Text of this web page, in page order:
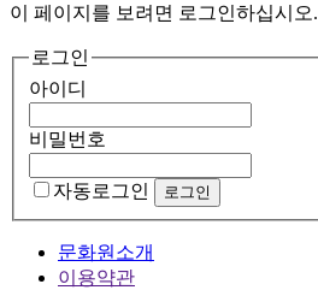
이 페이지를 보려면 로그인하십시오.
로그인
아이디
비밀번호
자동로그인
문화원소개
이용약관